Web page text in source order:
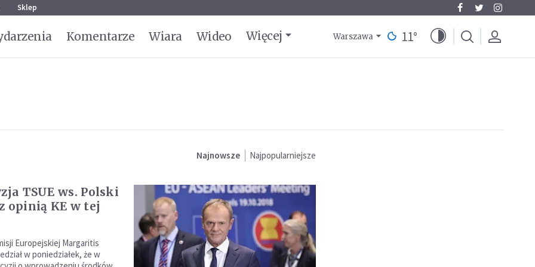
Sklep
Komentarze Wiara Wideo Więcej Warszawa 11°
Najnowsze Najpopularniejsze
TSUE ws. Polski
opinią KE w tej
Europejskiej Margaritis
w poniedziałek, że w